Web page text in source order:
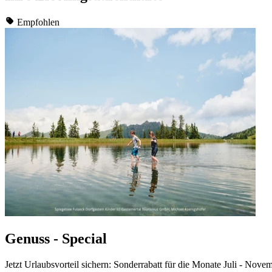
Empfohlen
Genuss - Special
Jetzt Urlaubsvorteil sichern: Sonderrabatt für die Monate Juli -